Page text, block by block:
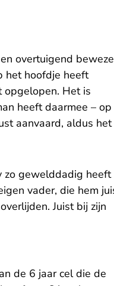
overtuigend
het hoofdje heeft
Het is
heeft daarmee – op
aanvaard, aldus het
zo gewelddadig heeft
vader, die hem
Juist bij zijn
de 6 jaar cel die de